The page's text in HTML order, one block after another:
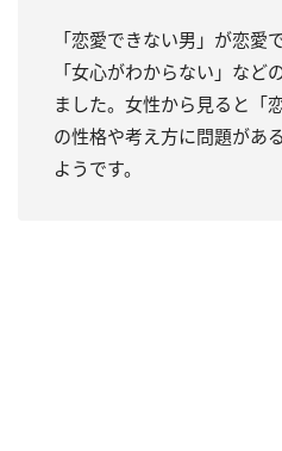
「恋愛できない男」が恋愛
「女心がわからない」など
ました。女性から見ると「
の性格や考え方に問題があ
ようです。